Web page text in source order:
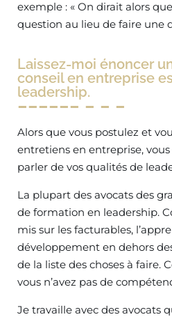
exemple : « On dirait alors
question au lieu de faire une
Laissez-moi énoncer
conseil en entreprise
leadership.
Alors que vous postulez et
entretiens en entreprise,
parler de vos qualités de
La plupart des avocats des
de formation en leadership.
mis sur les facturables,
développement en dehors
de la liste des choses à faire.
vous n’avez pas de
Je travaille avec des avocats